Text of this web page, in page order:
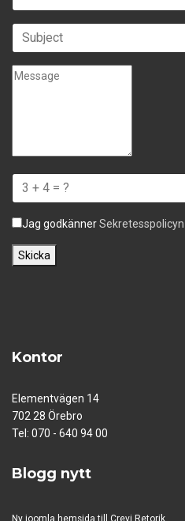
Jag godkännerSekretesspolicyn
Skicka
Kontor
Elementvägen 14
702 28 Örebro
Tel: 070 - 640 94 00
Blogg nytt
Ny joomla hemsida till Crevi Retorik